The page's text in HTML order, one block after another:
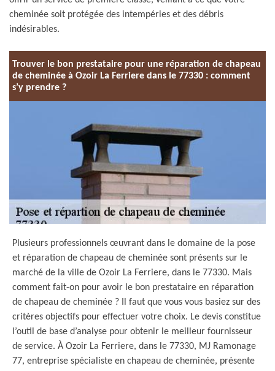
cheminée soit protégée des intempéries et des débris
indésirables.
Trouver le bon prestataire pour une réparation de chapeau
de cheminée à Ozoir La Ferriere dans le 77330 : comment
s’y prendre ?
Plusieurs professionnels œuvrant dans le domaine de la pose
et réparation de chapeau de cheminée sont présents sur le
marché de la ville de Ozoir La Ferriere, dans le 77330. Mais
comment fait-on pour avoir le bon prestataire en réparation
de chapeau de cheminée ? Il faut que vous vous basiez sur des
critères objectifs pour effectuer votre choix. Le devis constitue
l’outil de base d’analyse pour obtenir le meilleur fournisseur
de service. À Ozoir La Ferriere, dans le 77330, MJ Ramonage
77, entreprise spécialiste en chapeau de cheminée, présente